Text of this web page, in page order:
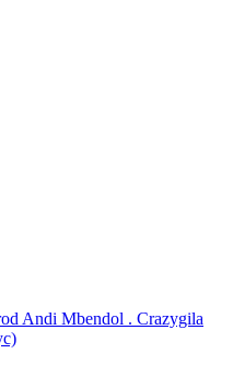
Andi Mbendol . Crazygila